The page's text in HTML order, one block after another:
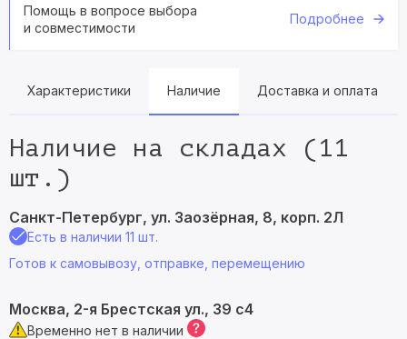
Помощь в вопросе выбора
и совместимости
Подробнее
Характеристики Наличие Доставка и оплата
Наличие на складах (11
шт.)
Санкт-Петербург, ул. Заозёрная, 8, корп. 2Л
Есть в наличии 11 шт.
Готов к самовывозу, отправке, перемещению
Москва, 2-я Брестская ул., 39 с4
Временно нет в наличии